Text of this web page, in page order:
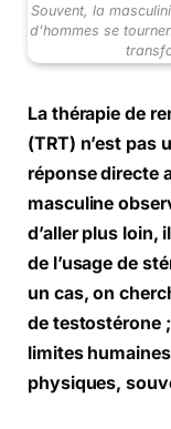
Souvent, la
d'hommes se
La thérapie de
(TRT) n’est pas
réponse directe
masculine
d’aller plus loin,
de l’usage de
un cas, on
de testostérone
limites
physiques,